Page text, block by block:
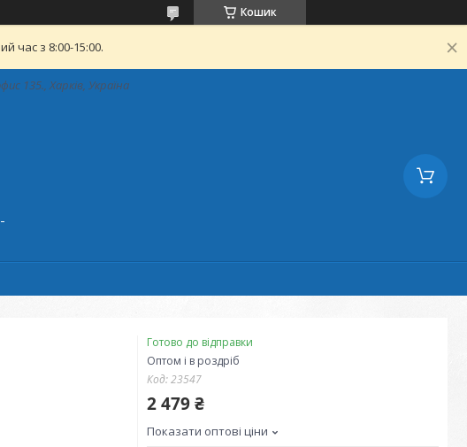
Кошик
час з 8:00-15:00.
135., Харків, Україна
Готово до відправки
Оптом і в роздріб
Код:23547
2 479 ₴
Показати оптові ціни